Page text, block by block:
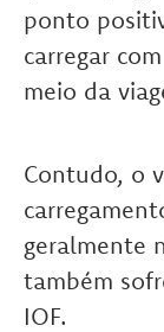
ponto
carregar
meio da
Contudo, o
geralmente
também
IOF.